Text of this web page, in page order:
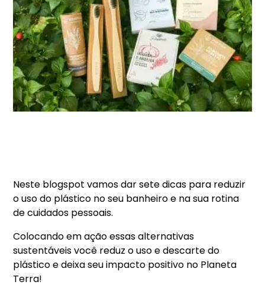
Neste blogspot vamos dar sete dicas para reduzir
o uso do plástico no seu banheiro e na sua rotina
de cuidados pessoais.
Colocando em ação essas alternativas
sustentáveis você reduz o uso e descarte do
plástico e deixa seu impacto positivo no Planeta
Terra!